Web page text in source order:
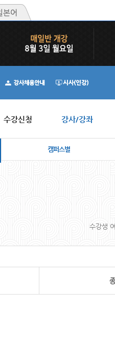
수강신청 강사/강좌
캠퍼스별
수강생